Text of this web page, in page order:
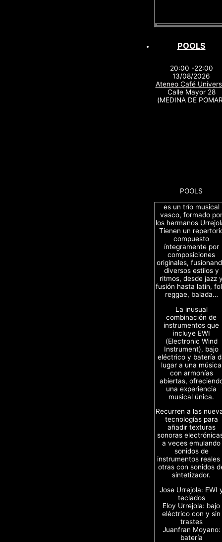
POOLS
20:00 -22:00
13/08/2026
Ateneo Café
Calle Mayor 28
(MEDINA DE
POOLS
es un trío musical
vasco, formado por
los hermanos
Tienen un
compuesto
íntegramente por
composiciones
originales,
diversos estilos y
ritmos, desde jazz
fusión hasta latin,
reggae, balada…
La inusual
combinación de
instrumentos que
incluye EWI
(Electronic Wind
Instrument), bajo
eléctrico y batería
lugar a una música
con armonías
abiertas,
una experiencia
musical única.
Recurren a las
tecnologías para
añadir texturas
sonoras
a veces emulando
sonidos de
instrumentos reales
otras con sonidos
sintetizador.
Jose Urrejola: EWI
teclados
Eloy Urrejola: bajo
eléctrico con y sin
trastes
Juanfran Moyano:
batería